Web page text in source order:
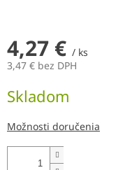
4,27 € / ks
3,47 € bez DPH
cena:
Skladom
Možnosti doručenia